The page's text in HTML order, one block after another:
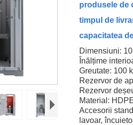
produsele de
timpul de
capacitatea
Dimensiuni:
Înălțime
Greutate: 100
Rezervor de
Rezervor
Material:
Accesorii
lavoar,